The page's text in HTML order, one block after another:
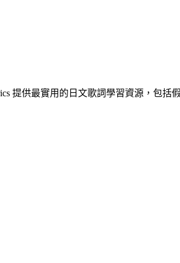
提供最實用的日文歌詞學習資源，包括